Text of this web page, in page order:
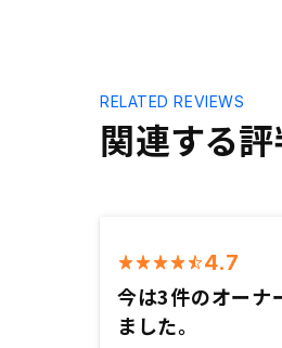
関連する評
RELATED REVIEWS
4.7
今は3件のオーナ
ました。